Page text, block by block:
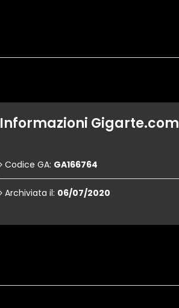
Informazioni Gigarte.com
Codice GA: GA166764
Archiviata il: 06/07/2020